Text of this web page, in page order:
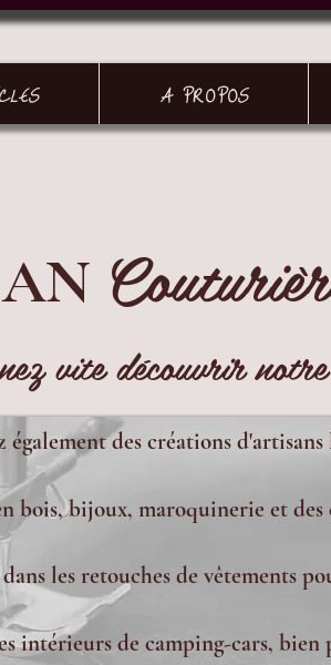
A PROPOS
vite découvrir
également des créations
bois, bijoux, maroquinerie et
les retouches de vêtements
intérieurs de camping-cars, bien